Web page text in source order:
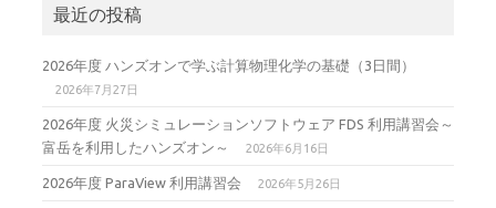
最近の投稿
2026年度 ハンズオンで学ぶ計算物理化学の基礎（3日間）
2026年7月27日
2026年度 火災シミュレーションソフトウェア FDS 利用講習会～
富岳を利用したハンズオン～
2026年6月16日
2026年度 ParaView 利用講習会 2026年5月26日